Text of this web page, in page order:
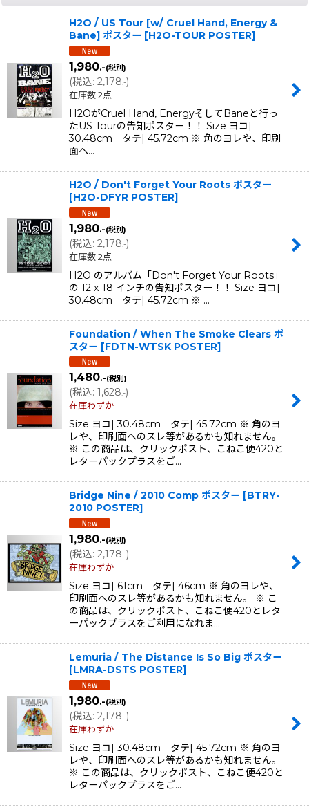
H2O / US Tour [w/ Cruel Hand, Energy &
Bane] ポスター [H2O-TOUR POSTER]
1,980.-(税別)
(税込: 2,178.-)
在庫数 2点
H2OがCruel Hand, EnergyそしてBaneと行っ
たUS Tourの告知ポスター！！ Size ヨコ|
30.48cm タテ| 45.72cm ※ 角のヨレや、印刷
面へ…
H2O / Don't Forget Your Roots ポスター
[H2O-DFYR POSTER]
1,980.-(税別)
(税込: 2,178 .-)
在庫数 2点
H2O のアルバム「Don't Forget Your Roots」
の 12 x 18 インチの告知ポスター！！ Size ヨコ|
30.48cm タテ| 45.72cm ※ …
Foundation / When The Smoke Clears ポ
スター [FDTN-WTSK POSTER]
1,480.-(税別)
(税込: 1,628.-)
在庫わずか
Size ヨコ| 30.48cm タテ| 45.72cm ※ 角のヨ
レや、印刷面へのスレ等があるかも知れません。
※ この商品は、クリックポスト、こねこ便420と
レターパックプラスをご…
Bridge Nine / 2010 Comp ポスター [BTRY-
2010 POSTER]
1,980.-(税別)
(税込: 2,178.-)
在庫わずか
Size ヨコ| 61cm タテ| 46cm ※ 角のヨレや、
印刷面へのスレ等があるかも知れません。 ※ こ
の商品は、クリックポスト、こねこ便420とレタ
ーパックプラスをご利用になれま…
Lemuria / The Distance Is So Big ポスター
[LMRA-DSTS POSTER]
1,980.-(税別)
(税込: 2,178.-)
在庫わずか
Size ヨコ| 30.48cm タテ| 45.72cm ※ 角のヨ
レや、印刷面へのスレ等があるかも知れません。
※ この商品は、クリックポスト、こねこ便420と
レターパックプラスをご…